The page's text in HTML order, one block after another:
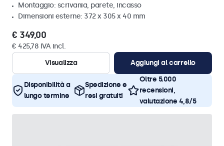
Montaggio: scrivania, parete, incasso
Dimensioni esterne: 372 x 305 x 40 mm
€ 349,00
€ 425,78 IVA incl.
Visualizza
Aggiungi al carrello
Disponibilità a
lungo termine
Spedizione e
resi gratuiti
Oltre 5.000
recensioni,
valutazione 4,8/5